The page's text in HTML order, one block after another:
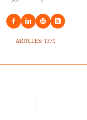
ARTICLES: 1379